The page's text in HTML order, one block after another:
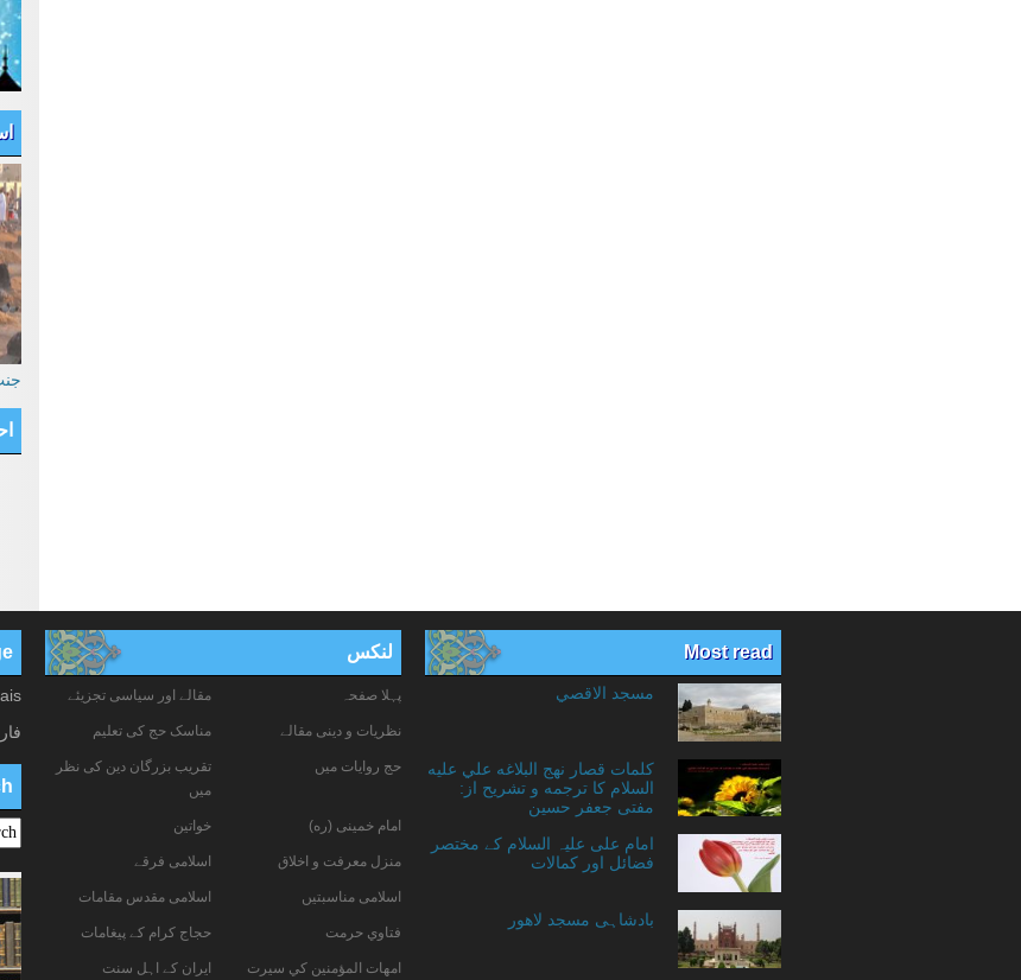
Most read
مسجد الاقصي
کلمات قصار نهج البلاغه علي عليه
السلام کا ترجمه و تشریح از:
مفتی جعفر حسین
امام علی علیہ السلام کے مختصر
فضائل اور کمالات
بادشاہی مسجد لاهور
لنکس
پہلا صفحہ مقالے اور سیاسی تجزیئے
نظریات و دینی مقالے مناسک حج کی تعلیم
حج روایات میں
تقریب بزرگان دین کی نظر
میں
امام خمینی (ره) خواتين
منزل معرفت و اخلاق اسلامی فرقے
اسلامی مناسبتیں اسلامی مقدس مقامات
فتاوي حرمت حجاج کرام کے پیغامات
امهات المؤمنين كي سيرت ایران کے اہل سنت